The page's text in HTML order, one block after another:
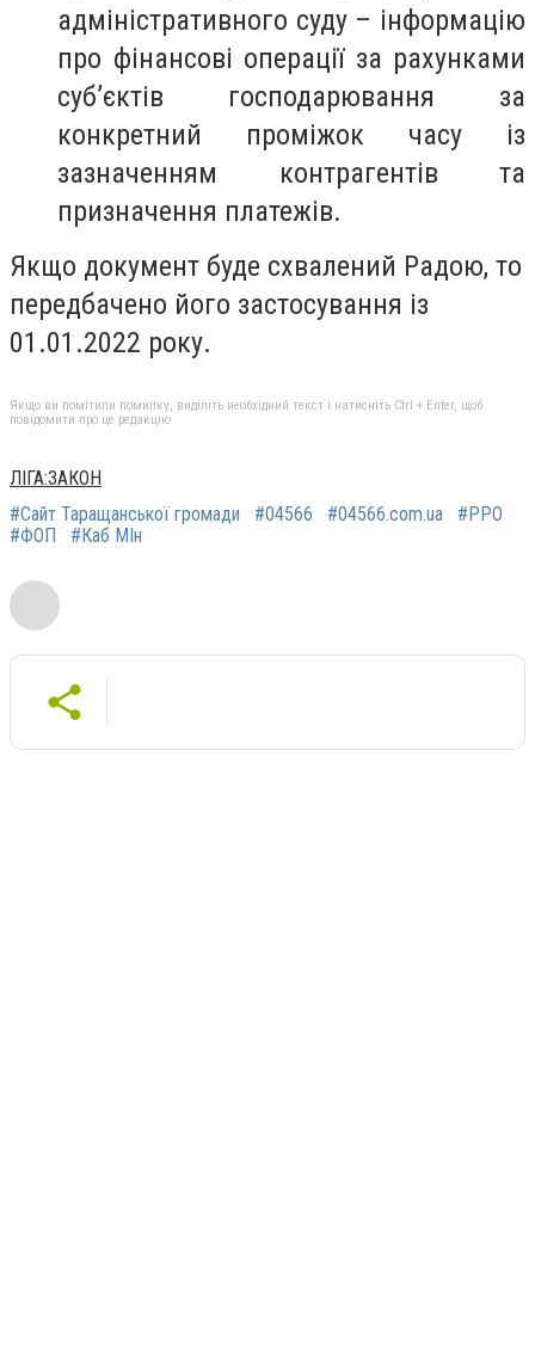
адміністративного суду – інформацію
про фінансові операції за рахунками
суб’єктів господарювання за
конкретний проміжок часу із
зазначенням контрагентів та
призначення платежів.
Якщо документ буде схвалений Радою, то
передбачено його застосування із
01.01.2022 року.
Якщо ви помітили помилку, виділіть необхідний текст і натисніть Ctrl + Enter, щоб
повідомити про це редакцію
ЛІГА:ЗАКОН
#Сайт Таращанської громади
#04566 #04566.com.ua
#РРО
#ФОП
#Каб МІн